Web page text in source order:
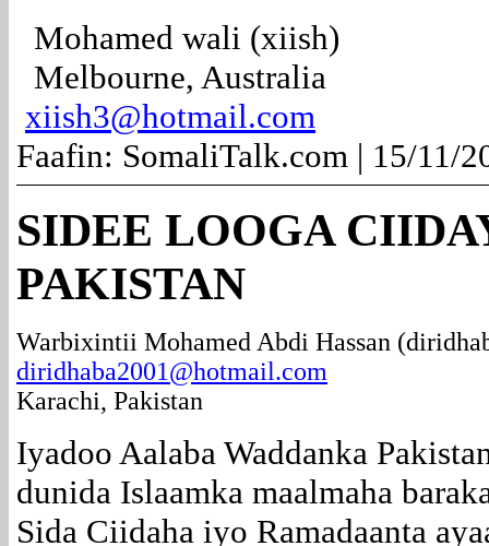
Mohamed wali (xiish)
Melbourne, Australia
xiish3@hotmail.com
Faafin: SomaliTalk.com | 15/11/
SIDEE LOOGA
PAKISTAN
Warbixintii Mohamed Abdi Hassan
diridhaba2001@hotmail.com
Karachi, Pakistan
Iyadoo Aalaba Waddanka
dunida Islaamka maalmaha
Sida Ciidaha iyo Ramadaanta